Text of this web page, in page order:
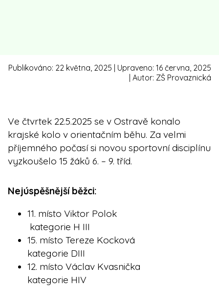
Publikováno: 22 května, 2025 | Upraveno: 16 června, 2025
| Autor: ZŠ Provaznická
Ve čtvrtek 22.5.2025 se v Ostravě konalo
krajské kolo v orientačním běhu. Za velmi
příjemného počasí si novou sportovní disciplínu
vyzkoušelo 15 žáků 6. – 9. tříd.
Nejúspěšnější běžci:
11. místo Viktor Polok
kategorie H III
15. místo Tereze Kocková
kategorie DIII
12. místo Václav Kvasnička
kategorie HIV